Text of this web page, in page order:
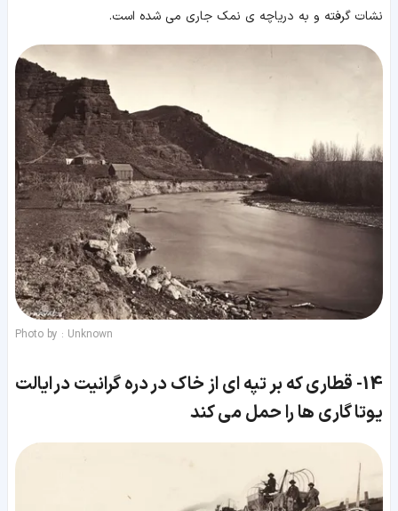
نشات گرفته و به دریاچه ی نمک جاری می شده است.
Photo by : Unknown
14- قطاری که بر تپه ای از خاک در دره گرانیت درایالت
یوتا گاری ها را حمل می کند